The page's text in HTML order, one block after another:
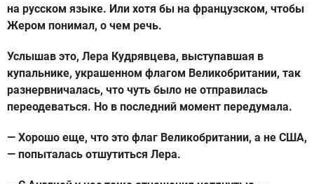
на русском языке. Или хотя бы на французском, чтобы
Жером понимал, о чем речь.
Услышав это, Лера Кудрявцева, выступавшая в
купальнике, украшенном флагом Великобритании, так
разнервничалась, что чуть было не отправилась
переодеваться. Но в последний момент передумала.
— Хорошо еще, что это флаг Великобритании, а не США,
— попыталась отшутиться Лера.